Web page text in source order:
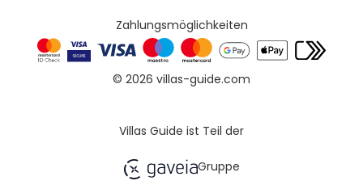
Zahlungsmöglichkeiten
© 2026 villas-guide.com
Villas Guide ist Teil der
Gruppe